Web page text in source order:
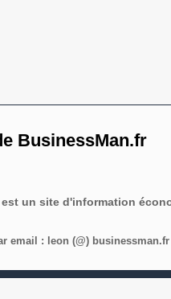
BusinessMan.fr
un site d'information
email : leon (@) businessman.fr